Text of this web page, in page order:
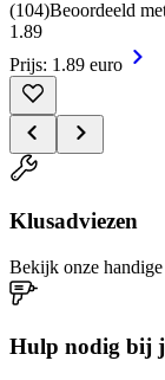
(104)Beoordeeld
1 .89
Prijs: 1.89 euro
Klusadviezen
Bekijk onze handige
Hulp nodig bij